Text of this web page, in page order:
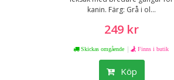
kanin. Färg: Grå i ol...
249 kr
Skickas omgående | Finns i butik
Köp